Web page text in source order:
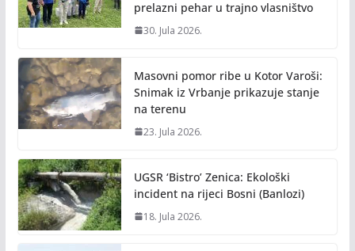
prelazni pehar u trajno vlasništvo
30. Jula 2026.
Masovni pomor ribe u Kotor Varoši:
Snimak iz Vrbanje prikazuje stanje
na terenu
23. Jula 2026.
UGSR ‘Bistro’ Zenica: Ekološki
incident na rijeci Bosni (Banlozi)
18. Jula 2026.